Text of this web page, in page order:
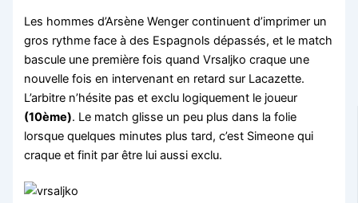
Les hommes d’Arsène Wenger continuent d’imprimer un
gros rythme face à des Espagnols dépassés, et le match
bascule une première fois quand Vrsaljko craque une
nouvelle fois en intervenant en retard sur Lacazette.
L’arbitre n’hésite pas et exclu logiquement le joueur
(10ème). Le match glisse un peu plus dans la folie
lorsque quelques minutes plus tard, c’est Simeone qui
craque et finit par être lui aussi exclu.